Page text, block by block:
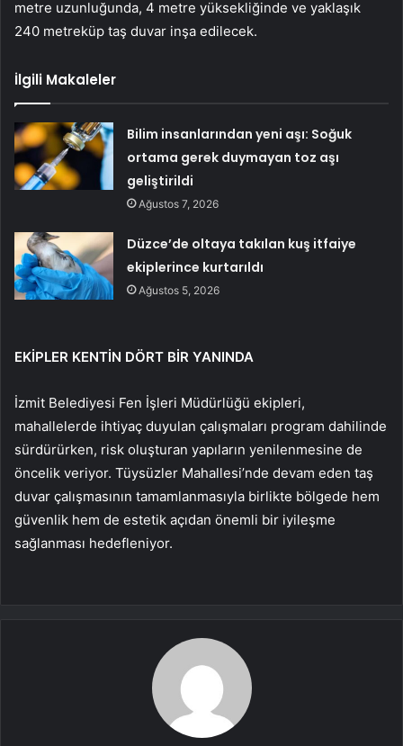
metre uzunluğunda, 4 metre yüksekliğinde ve yaklaşık
240 metreküp taş duvar inşa edilecek.
İlgili Makaleler
Bilim insanlarından yeni aşı: Soğuk
ortama gerek duymayan toz aşı
geliştirildi
Ağustos 7, 2026
Düzce’de oltaya takılan kuş itfaiye
ekiplerince kurtarıldı
Ağustos 5, 2026
EKİPLER KENTİN DÖRT BİR YANINDA
İzmit Belediyesi Fen İşleri Müdürlüğü ekipleri,
mahallelerde ihtiyaç duyulan çalışmaları program dahilinde
sürdürürken, risk oluşturan yapıların yenilenmesine de
öncelik veriyor. Tüysüzler Mahallesi’nde devam eden taş
duvar çalışmasının tamamlanmasıyla birlikte bölgede hem
güvenlik hem de estetik açıdan önemli bir iyileşme
sağlanması hedefleniyor.